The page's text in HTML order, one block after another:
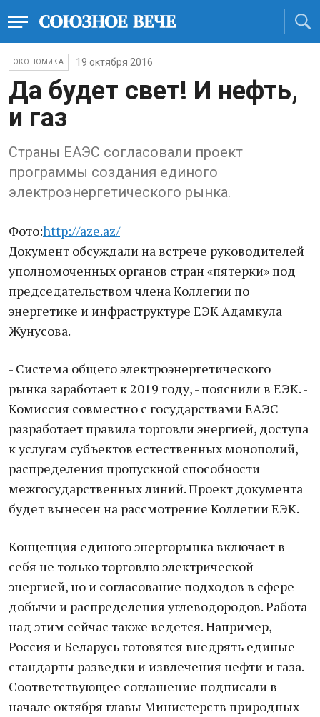
ЭКОНОМИКА 19 октября 2016
Да будет свет! И нефть,
и газ
Страны ЕАЭС согласовали проект
программы создания единого
электроэнергетического рынка.
Фото:http://aze.az/
Документ обсуждали на встрече руководителей
уполномоченных органов стран «пятерки» под
председательством члена Коллегии по
энергетике и инфраструктуре ЕЭК Адамкула
Жунусова.
- Система общего электроэнергетического
рынка заработает к 2019 году, - пояснили в ЕЭК. -
Комиссия совместно с государствами ЕАЭС
разработает правила торговли энергией, доступа
к услугам субъектов естественных монополий,
распределения пропускной способности
межгосударственных линий. Проект документа
будет вынесен на рассмотрение Коллегии ЕЭК.
Концепция единого энергорынка включает в
себя не только торговлю электрической
энергией, но и согласование подходов в сфере
добычи и распределения углеводородов. Работа
над этим сейчас также ведется. Например,
Россия и Беларусь готовятся внедрять единые
стандарты разведки и извлечения нефти и газа.
Соответствующее соглашение подписали в
начале октября главы Министерств природных